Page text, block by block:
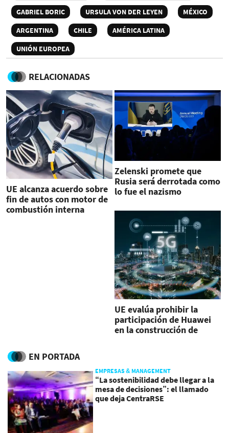
GABRIEL BORIC
URSULA VON DER LEYEN
MÉXICO
ARGENTINA
CHILE
AMÉRICA LATINA
UNIÓN EUROPEA
RELACIONADAS
UE alcanza acuerdo sobre
fin de autos con motor de
combustión interna
Zelenski promete que
Rusia será derrotada como
lo fue el nazismo
UE evalúa prohibir la
participación de Huawei
en la construcción de
EN PORTADA
EMPRESAS & MANAGEMENT
“La sostenibilidad debe llegar a la
mesa de decisiones”: el llamado
que deja CentraRSE